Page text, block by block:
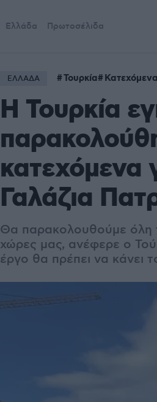
Ελλάδα Πρωτοσέλιδα
ΕΛΛΑΔΑ Τουρκία Κατεχόμενα
Η Τουρκία
κατεχόμενα
Γαλάζια
Θα παρακολουθούμε όλη
χώρες μας, ανέφερε ο
έργο θα πρέπει να κάνει